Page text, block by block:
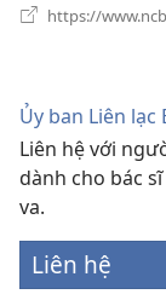
https://
Ủy ban Liên lạc
Liên hệ với
dành cho bác
va.
Liên hệ